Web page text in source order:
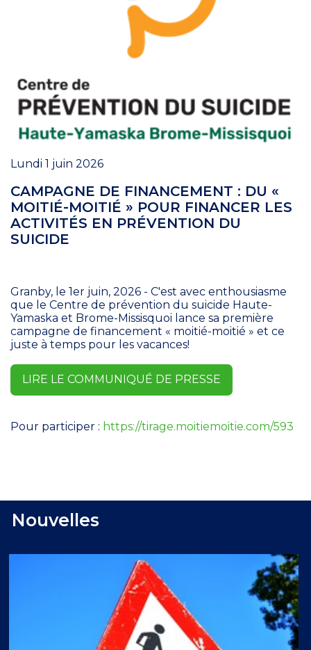
Lundi 1 juin 2026
CAMPAGNE DE FINANCEMENT : DU «
MOITIÉ-MOITIÉ » POUR FINANCER LES
ACTIVITÉS EN PRÉVENTION DU
SUICIDE
Granby, le 1er juin, 2026 - C'est avec enthousiasme
que le Centre de prévention du suicide Haute-
Yamaska et Brome-Missisquoi lance sa première
campagne de financement « moitié-moitié » et ce
juste à temps pour les vacances!
LIRE LE COMMUNIQUÉ DE PRESSE
Pour participer : https://tirage.moitiemoitie.com/593
Nouvelles